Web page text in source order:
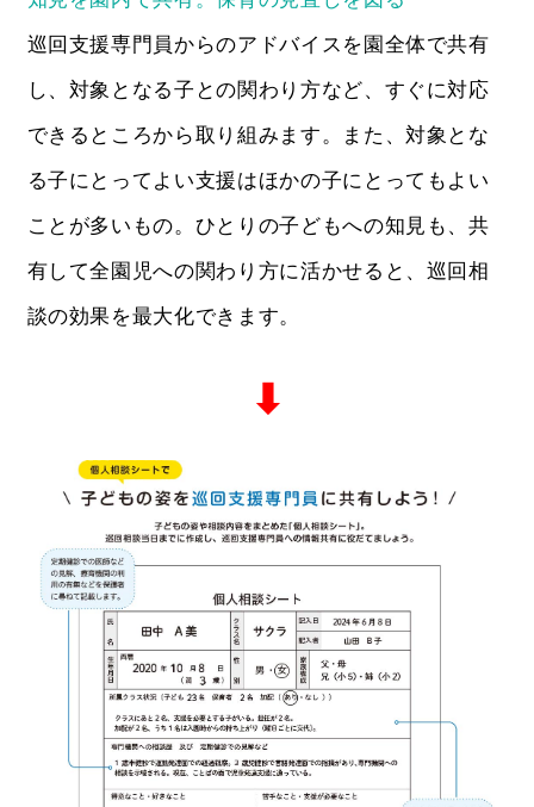
巡回支援専門員からのアドバイスを園全体で共有
し、対象となる子との関わり方など、すぐに対応
できるところから取り組みます。また、対象とな
る子にとってよい支援はほかの子にとってもよい
ことが多いもの。ひとりの子どもへの知見も、共
有して全園児への関わり方に活かせると、巡回相
談の効果を最大化できます。
⬇︎︎